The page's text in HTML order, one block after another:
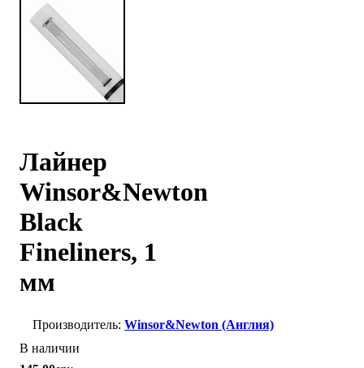
Лайнер
Winsor&Newton
Black
Fineliners, 1
мм
Winsor&Newton (Англия)
В наличии